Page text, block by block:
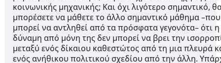
κοινωνικής μηχανικής; Και όχι λιγότερο σημαντικό,
μπορέσετε να μάθετε το άλλο σημαντικό μάθημα –που
μπορεί να αντληθεί από τα πρόσφατα γεγονότα– ότι η
δύναμη από μόνη της δεν μπορεί να βρει την
μεταξύ ενός δίκαιου καθεστώτος από τη μια πλευρά
ενός ανήθικου πολιτικού σχεδίου από την άλλη.